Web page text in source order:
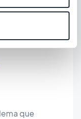
un crash
enlace.
que